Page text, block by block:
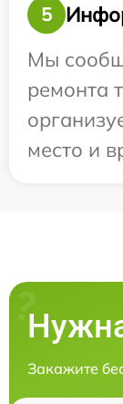
5
Мы
ремонта
место и
Закажите